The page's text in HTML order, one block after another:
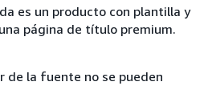
es un producto con plantilla y
página de título premium.
de la fuente no se pueden